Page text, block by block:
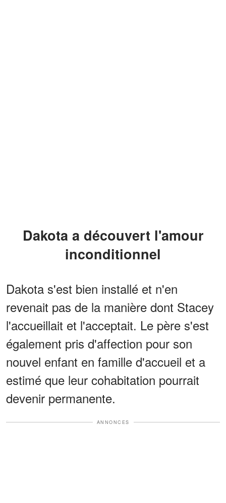
Dakota a découvert l'amour
inconditionnel
Dakota s'est bien installé et n'en
revenait pas de la manière dont Stacey
l'accueillait et l'acceptait. Le père s'est
également pris d'affection pour son
nouvel enfant en famille d'accueil et a
estimé que leur cohabitation pourrait
devenir permanente.
ANNONCES